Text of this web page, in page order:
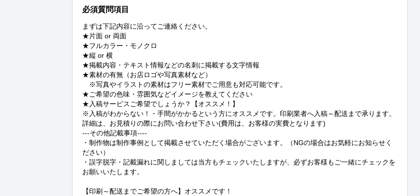
必須質問項目
まずは下記内容に沿ってご連絡ください。
★片面 or 両面
★フルカラー・モノクロ
★縦 or 横
★掲載内容・テキスト情報などの名刺に掲載する文字情報
★素材の有無（お店ロゴや写真素材など）
※写真やイラストの素材はフリー素材でご用意も対応可能です。
★ご希望の色味・雰囲気などイメージを教えてください
★入稿サービスご希望でしょうか？【オススメ！】
※入稿がわからない！・手間がかかるという方にオススメです。印刷業者へ入稿～配送まで承ります。
詳細は、お見積りの際にお問い合わせ下さい(費用は、お客様の実費となります)
---その他記載事項----
・制作物は制作事例として掲載させていただく場合がございます。（NGの場合はお気軽にお知らせく
ださい）
・誤字脱字・記載漏れに関しましては当方もチェックいたしますが、必ずお客様もご一緒にチェックを
お願いいたします。
【印刷～配送までご希望の方へ】オススメです！